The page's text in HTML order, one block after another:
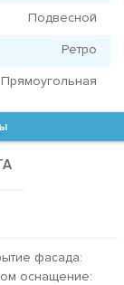
Подвесной
Ретро
Прямоугольная
фасада:
оснащение: